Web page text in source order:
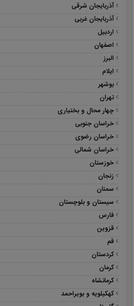
آذربایجان شرقی
آذربایجان غربی
اردبیل
اصفهان
البرز
ایلام
بوشهر
تهران
چهار محال و بختیاری
خراسان جنوبی
خراسان رضوی
خراسان شمالی
خوزستان
زنجان
سمنان
سیستان و بلوچستان
فارس
قزوین
قم
کردستان
کرمان
کرمانشاه
کهکیلویه و بویراحمد